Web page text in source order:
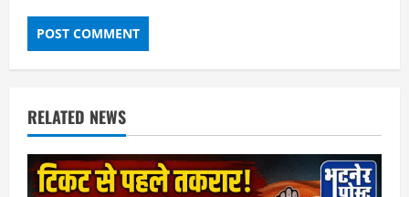
RELATED NEWS